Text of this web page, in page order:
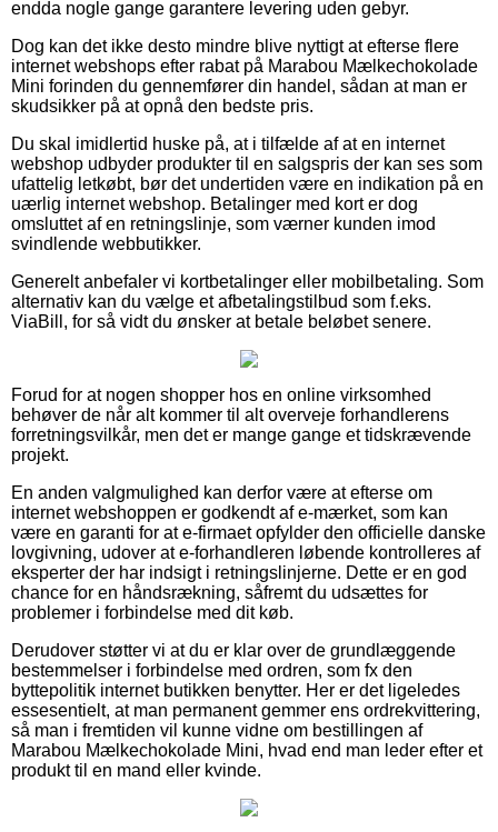
endda nogle gange garantere levering uden gebyr.
Dog kan det ikke desto mindre blive nyttigt at efterse flere
internet webshops efter rabat på Marabou Mælkechokolade
Mini forinden du gennemfører din handel, sådan at man er
skudsikker på at opnå den bedste pris.
Du skal imidlertid huske på, at i tilfælde af at en internet
webshop udbyder produkter til en salgspris der kan ses som
ufattelig letkøbt, bør det undertiden være en indikation på en
uærlig internet webshop. Betalinger med kort er dog
omsluttet af en retningslinje, som værner kunden imod
svindlende webbutikker.
Generelt anbefaler vi kortbetalinger eller mobilbetaling. Som
alternativ kan du vælge et afbetalingstilbud som f.eks.
ViaBill, for så vidt du ønsker at betale beløbet senere.
Forud for at nogen shopper hos en online virksomhed
behøver de når alt kommer til alt overveje forhandlerens
forretningsvilkår, men det er mange gange et tidskrævende
projekt.
En anden valgmulighed kan derfor være at efterse om
internet webshoppen er godkendt af e-mærket, som kan
være en garanti for at e-firmaet opfylder den officielle danske
lovgivning, udover at e-forhandleren løbende kontrolleres af
eksperter der har indsigt i retningslinjerne. Dette er en god
chance for en håndsrækning, såfremt du udsættes for
problemer i forbindelse med dit køb.
Derudover støtter vi at du er klar over de grundlæggende
bestemmelser i forbindelse med ordren, som fx den
byttepolitik internet butikken benytter. Her er det ligeledes
essesentielt, at man permanent gemmer ens ordrekvittering,
så man i fremtiden vil kunne vidne om bestillingen af
Marabou Mælkechokolade Mini, hvad end man leder efter et
produkt til en mand eller kvinde.